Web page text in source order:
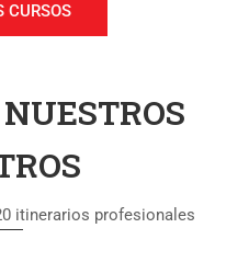
CURSOS
itinerarios profesionales